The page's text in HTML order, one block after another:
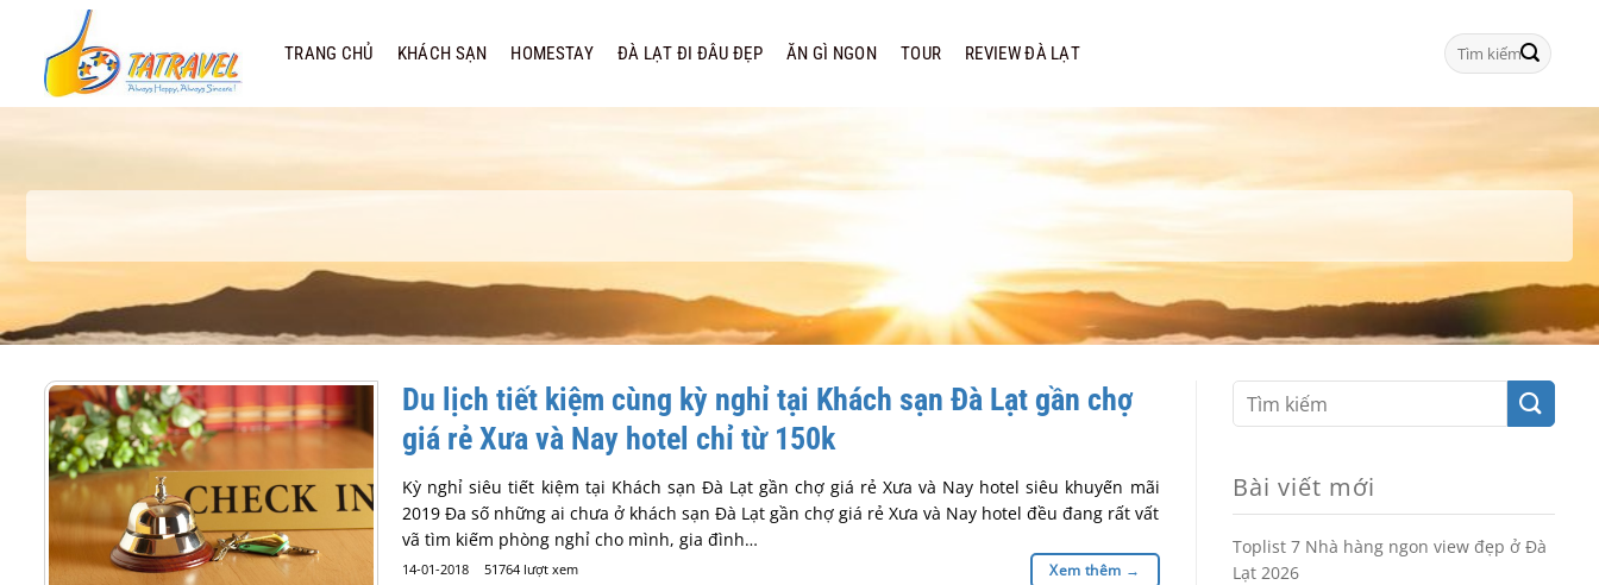
dung
TRANG CHỦ KHÁCH SẠN HOMESTAY ĐÀ LẠT ĐI ĐÂU ĐẸP ĂN GÌ NGON TOUR REVIEW ĐÀ LẠT
Tìm
kiếm:
Du lịch tiết kiệm cùng kỳ nghỉ tại Khách sạn Đà Lạt gần chợ
giá rẻ Xưa và Nay hotel chỉ từ 150k
Kỳ nghỉ siêu tiết kiệm tại Khách sạn Đà Lạt gần chợ giá rẻ Xưa và Nay hotel siêu khuyến mãi
2019 Đa số những ai chưa ở khách sạn Đà Lạt gần chợ giá rẻ Xưa và Nay hotel đều đang rất vất
vã tìm kiếm phòng nghỉ cho mình, gia đình…
14-01-2018 51764 lượt xem Xem thêm →
Bài viết mới
Toplist 7 Nhà hàng ngon view đẹp ở Đà
Lạt 2026